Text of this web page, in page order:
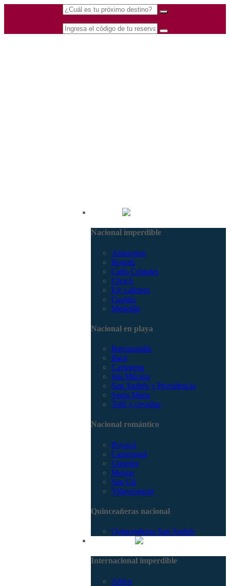
Nacional imperdible
Amazonas
Bogotá
Caño Cristales
Chocó
Eje cafetero
Guajira
Medellín
Nacional en playa
Barranquilla
Barú
Cartagena
Isla Múcura
San Andrés y Providencia
Santa Marta
Tolú y coveñas
Nacional romántico
Boyacá
Capurganá
Girardot
Melgar
San Gil
Villavicencio
Quinceañeras nacional
Quinceañeras San Andrés
Internacional imperdible
Africa